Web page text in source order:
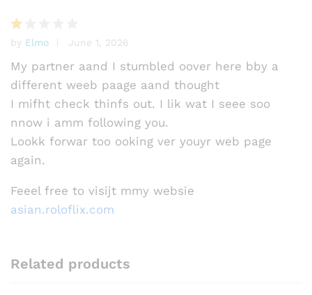
R
at
e
d
1
o
ut
of
5
by Elmo June 1, 2026
My partner aand I stumbled oover here bby a
different weeb paage aand thought
I mifht check thinfs out. I lik wat I seee soo
nnow i amm following you.
Lookk forwar too ooking ver youyr web page
again.
Feeel free to visijt mmy websie
asian.roloflix.com
Related products